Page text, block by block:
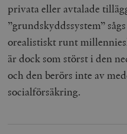
privata eller avtalade
”grundskyddssystem”
orealistiskt runt
är dock som störst i den
och den berörs inte av
socialförsäkring.